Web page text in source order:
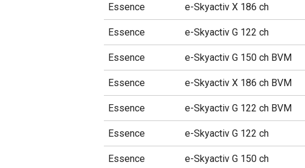
Essence e-Skyactiv X 186 ch
Essence e-Skyactiv G 122 ch
Essence e-Skyactiv G 150 ch BVM
Essence e-Skyactiv X 186 ch BVM
Essence e-Skyactiv G 122 ch BVM
Essence e-Skyactiv G 122 ch
Essence e-Skyactiv G 150 ch